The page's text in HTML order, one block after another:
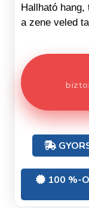
Hallható
a zene veled
100 %-